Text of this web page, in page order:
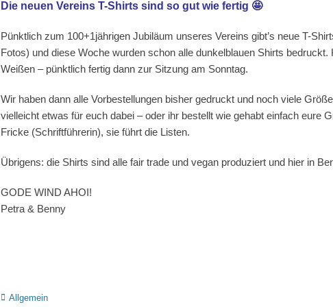
Die neuen Vereins T-Shirts sind so gut wie fertig 🤩
Pünktlich zum 100+1jährigen Jubiläum unseres Vereins gibt’s neue T-
Fotos) und diese Woche wurden schon alle dunkelblauen Shirts
Weißen – pünktlich fertig dann zur Sitzung am Sonntag.
Wir haben dann alle Vorbestellungen bisher gedruckt und noch viele
vielleicht etwas für euch dabei – oder ihr bestellt wie gehabt einfach eure
Fricke (Schriftführerin), sie führt die Listen.
Übrigens: die Shirts sind alle fair trade und vegan produziert und hier in
GODE WIND AHOI!
Petra & Benny
Kategorien
Allgemein